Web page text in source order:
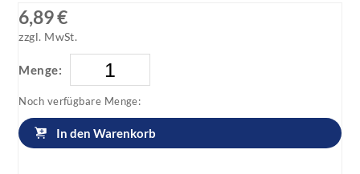
6,89 €
zzgl. MwSt.
Menge:
Noch verfügbare Menge:
In den Warenkorb